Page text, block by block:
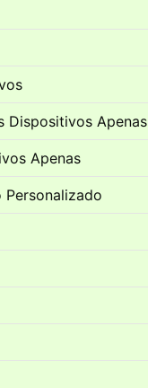
Dispositivos Apenas
Apenas